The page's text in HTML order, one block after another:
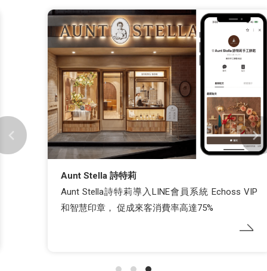
Aunt Stella 詩特莉
Aunt Stella詩特莉導入LINE會員系統 Echoss VIP
和智慧印章， 促成來客消費率高達75%